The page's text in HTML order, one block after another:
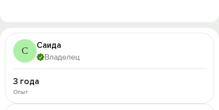
С Саида
Владелец
3 года
Опыт